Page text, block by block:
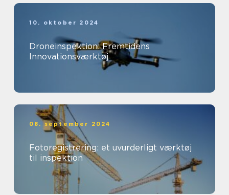
10. oktober 2024
Droneinspektion: Fremtidens
Innovationsværktøj
08. september 2024
Fotoregistrering: et uvurderligt værktøj
til inspektion